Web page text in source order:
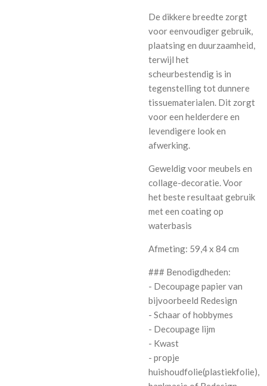
De dikkere breedte zorgt
voor eenvoudiger gebruik,
plaatsing en duurzaamheid,
terwijl het
scheurbestendig is in
tegenstelling tot dunnere
tissuematerialen. Dit zorgt
voor een helderdere en
levendigere look en
afwerking.
Geweldig voor meubels en
collage-decoratie. Voor
het beste resultaat gebruik
met een coating op
waterbasis
Afmeting: 59,4 x 84 cm
### Benodigdheden:
- Decoupage papier van
bijvoorbeeld Redesign
- Schaar of hobbymes
- Decoupage lijm
- Kwast
- propje
huishoudfolie(plastiekfolie),